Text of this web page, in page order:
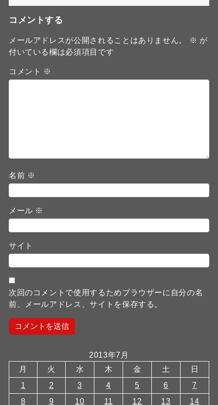
コメントする
メールアドレスが公開されることはありません。 ※ が
付いている欄は必須項目です
コメント ※
名前 ※
メール ※
サイト
次回のコメントで使用するためブラウザーに自分の名
前、メールアドレス、サイトを保存する。
2013年7月
月
火 水 木 金 土
日
1
2 3 4 5 6
7
8
9 10 11 12 13 14